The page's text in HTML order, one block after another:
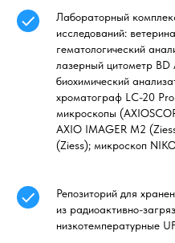
Лабораторный
исследований:
гематологический
лазерный цитометр
биохимический
хроматограф LC-20
микроскопы
AXIO IMAGER M2
(Ziess); микроскоп
Репозиторий для
из радиоактивно-
низкотемпературные